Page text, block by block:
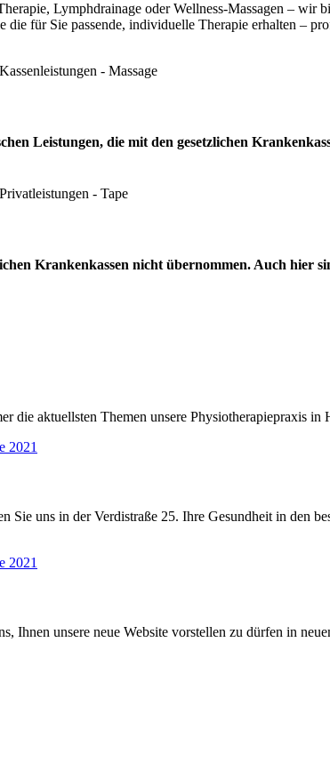
Lymphdrainage oder Wellness-Massagen –
die für Sie passende, individuelle Therapie erhalten –
Leistungen, die mit den gesetzlichen
Krankenkassen nicht übernommen. Auch hier
die aktuellsten Themen unsere Physiotherapiepraxis
Sie uns in der Verdistraße 25. Ihre Gesundheit in den
Ihnen unsere neue Website vorstellen zu dürfen in